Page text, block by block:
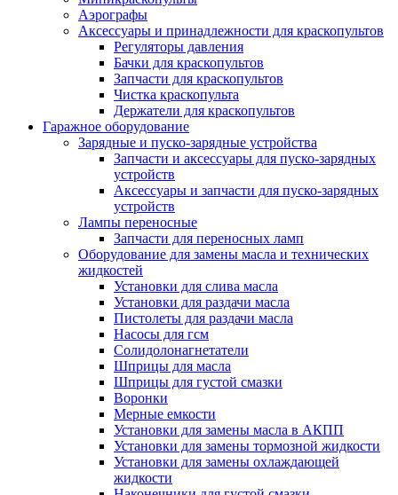
Аэрографы
Аксессуары и принадлежности для краскопультов
Регуляторы давления
Бачки для краскопультов
Запчасти для краскопультов
Чистка краскопульта
Держатели для краскопультов
Гаражное оборудование
Зарядные и пуско-зарядные устройства
Запчасти и аксессуары для пуско-зарядных
устройств
Аксессуары и запчасти для пуско-зарядных
устройств
Лампы переносные
Запчасти для переносных ламп
Оборудование для замены масла и технических
жидкостей
Установки для слива масла
Установки для раздачи масла
Пистолеты для раздачи масла
Насосы для гсм
Солидолонагнетатели
Шприцы для масла
Шприцы для густой смазки
Воронки
Мерные емкости
Установки для замены масла в АКПП
Установки для замены тормозной жидкости
Установки для замены охлаждающей
жидкости